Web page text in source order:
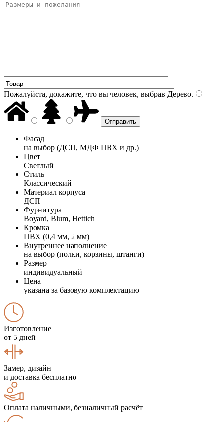
Пожалуйста, докажите, что вы человек, выбрав Дерево.
Фасад
на выбор (ДСП, МДФ ПВХ и др.)
Цвет
Светлый
Стиль
Классический
Материал корпуса
ДСП
Фурнитура
Boyard, Blum, Hettich
Кромка
ПВХ (0,4 мм, 2 мм)
Внутреннее наполнение
на выбор (полки, корзины, штанги)
Размер
индивидуальный
Цена
указана за базовую комплектацию
Изготовление
от 5 дней
Замер, дизайн
и доставка бесплатно
Оплата наличными, безналичный расчёт